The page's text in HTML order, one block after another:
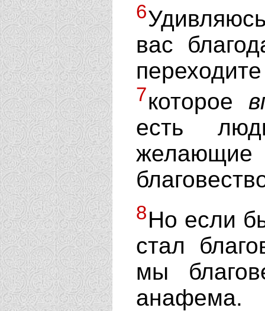
6
вас
7которое
есть
8Но если
стал
мы
анафема.